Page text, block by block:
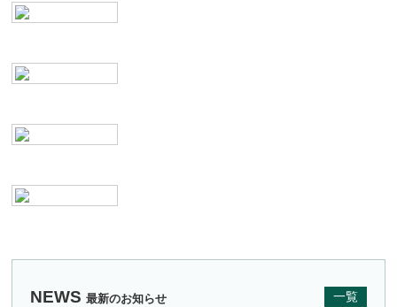
NEWS 最新のお知らせ 一覧